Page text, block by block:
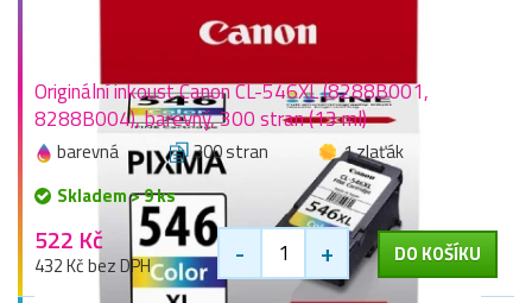
Originální inkoust Canon CL-546XL (8288B001,
8288B004), barevný, 300 stran (13 ml)
barevná 300 stran
1 zlaťák
Skladem > 9 ks
522 Kč
432 Kč bez DPH - + DO KOŠÍKU